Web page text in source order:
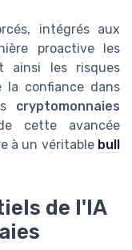
intégrés aux
proactive les
ainsi les risques
la confiance dans
cryptomonnaies
cette avancée
à un véritable bull
de l'IA